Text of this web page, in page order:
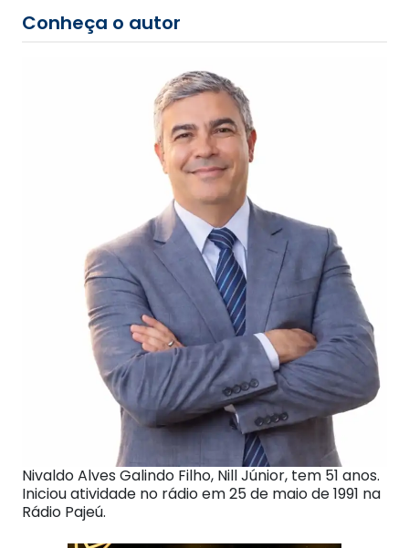
Conheça o autor
Nivaldo Alves Galindo Filho, Nill Júnior, tem 51 anos.
Iniciou atividade no rádio em 25 de maio de 1991 na
Rádio Pajeú.